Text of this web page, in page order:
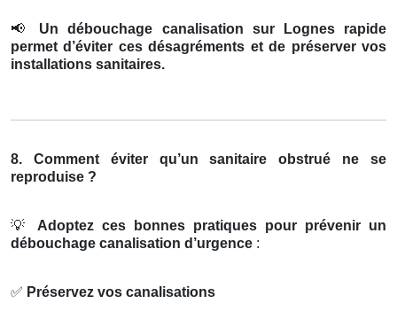
📢
Un débouchage canalisation sur Lognes rapide
permet d’éviter ces désagréments et de préserver vos
installations sanitaires.
8. Comment éviter qu’un sanitaire obstrué ne se
reproduise ?
💡
Adoptez ces bonnes pratiques pour prévenir un
débouchage canalisation d’urgence :
✅ Préservez vos canalisations